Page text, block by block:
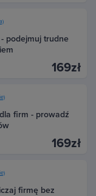
podejmuj trudne
169zł
firm - prowadź
169zł
firmę bez